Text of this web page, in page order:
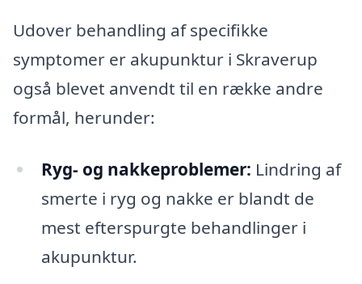
Udover behandling af specifikke
symptomer er akupunktur i Skraverup
også blevet anvendt til en række andre
formål, herunder:
Ryg- og nakkeproblemer: Lindring af
smerte i ryg og nakke er blandt de
mest efterspurgte behandlinger i
akupunktur.